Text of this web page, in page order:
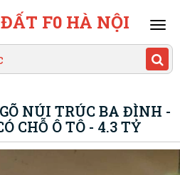
F0 HÀ NỘI
NÚI TRÚC BA ĐÌNH -
CHỖ Ô TÔ - 4.3 TỶ